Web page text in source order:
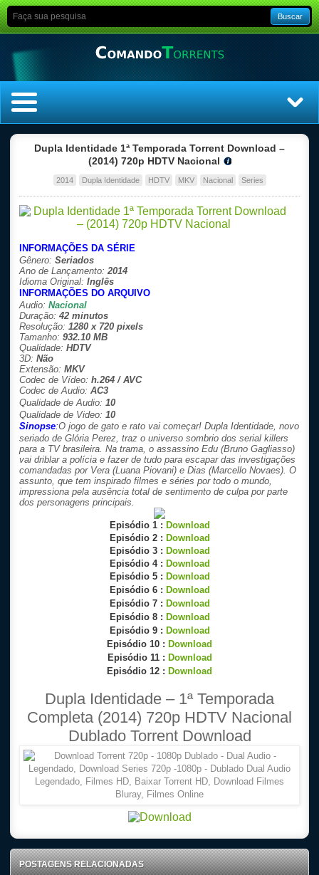
Buscar
Top Séries
Dupla Identidade 1ª Temporada Torrent Download –
(2014) 720p HDTV Nacional
2014 Dupla Identidade HDTV MKV Nacional Series
INFORMAÇÕES DA SÉRIE
Gênero: Seriados
Ano de Lançamento: 2014
Idioma Original: Inglês
INFORMAÇÕES DO ARQUIVO
Audio: Nacional
Duração: 42 minutos
Resolução: 1280 x 720 pixels
Tamanho: 932.10 MB
Qualidade: HDTV
3D: Não
Extensão: MKV
Codec de Vídeo: h.264 / AVC
Codec de Audio: AC3
Qualidade de Audio: 10
Qualidade de Video: 10
Sinopse:O jogo de gato e rato vai começar! Dupla Identidade, novo
seriado de Glória Perez, traz o universo sombrio dos serial killers
para a TV brasileira. Na trama, o assassino Edu (Bruno Gagliasso)
vai driblar a polícia e fazer de tudo para escapar das investigações
comandadas por Vera (Luana Piovani) e Dias (Marcello Novaes). O
assunto, que tem inspirado filmes e séries por todo o mundo,
impressiona pela ausência total de sentimento de culpa por parte
dos personagens principais.
Episódio 1 : Download
Episódio 2 : Download
Episódio 3 : Download
Episódio 4 : Download
Episódio 5 : Download
Episódio 6 : Download
Episódio 7 : Download
Episódio 8 : Download
Episódio 9 : Download
Episódio 10 : Download
Episódio 11 : Download
Episódio 12 : Download
Dupla Identidade – 1ª Temporada
Completa (2014) 720p HDTV Nacional
Dublado Torrent Download
POSTAGENS RELACIONADAS